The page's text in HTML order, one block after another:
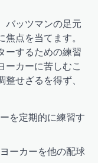
バッツマンの足元
点を当てます。
ーするための練習
ーカーに苦しむこ
せざるを得ず、
を定期的に練習す
ーカーを他の配球